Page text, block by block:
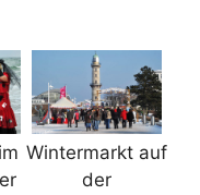
Wintermarkt auf
der